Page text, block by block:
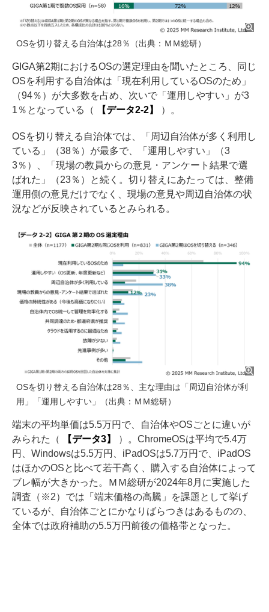
OSを切り替える自治体は28％（出典：ＭＭ総研）
GIGA第2期におけるOSの選定理由を聞いたところ、同じ
OSを利用する自治体は「現在利用しているOSのため」
（94％）が大多数を占め、次いで「運用しやすい」が3
1％となっている（
【データ2-2】 ）。
OSを切り替える自治体では、「周辺自治体が多く利用し
ている」（38％）が最多で、「運用しやすい」（3
3％）、「現場の教員からの意見・アンケート結果で選
ばれた」（23％）と続く。切り替えにあたっては、整備
運用側の意見だけでなく、現場の意見や周辺自治体の状
況などが反映されているとみられる。
OSを切り替える自治体は28％、主な理由は「周辺自治体が利
用」「運用しやすい」（出典：ＭＭ総研）
端末の平均単価は5.5万円で、自治体やOSごとに違いが
みられた（
【データ3】
）。ChromeOSは平均で5.4万
円、Windowsは5.5万円、iPadOSは5.7万円で、iPadOS
はほかのOSと比べて若干高く、購入する自治体によって
ブレ幅が大きかった。ＭＭ総研が2024年8月に実施した
調査（※2）では「端末価格の高騰」を課題として挙げ
ているが、自治体ごとにかなりばらつきはあるものの、
全体では政府補助の5.5万円前後の価格帯となった。